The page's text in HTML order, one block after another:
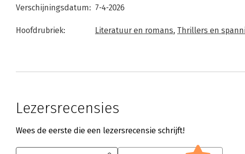
Verschijningsdatum: 7-4-2026
Hoofdrubriek: Literatuur en romans, Thrillers en
Lezersrecensies
Wees de eerste die een lezersrecensie schrijft!